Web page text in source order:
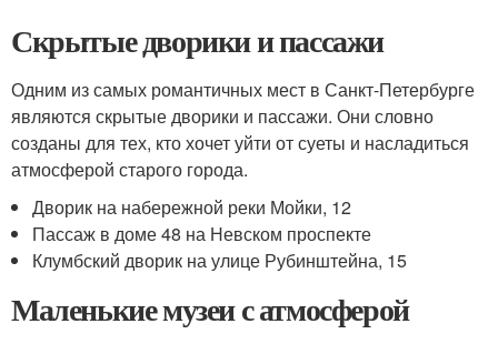
Скрытые дворики и пассажи
Одним из самых романтичных мест в Санкт-Петербурге
являются скрытые дворики и пассажи. Они словно
созданы для тех, кто хочет уйти от суеты и насладиться
атмосферой старого города.
Дворик на набережной реки Мойки, 12
Пассаж в доме 48 на Невском проспекте
Клумбский дворик на улице Рубинштейна, 15
Маленькие музеи с атмосферой